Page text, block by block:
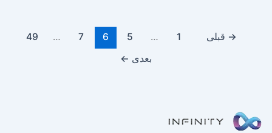
→ قبلی 1
…
5
6
7
…
49
بعدی ←